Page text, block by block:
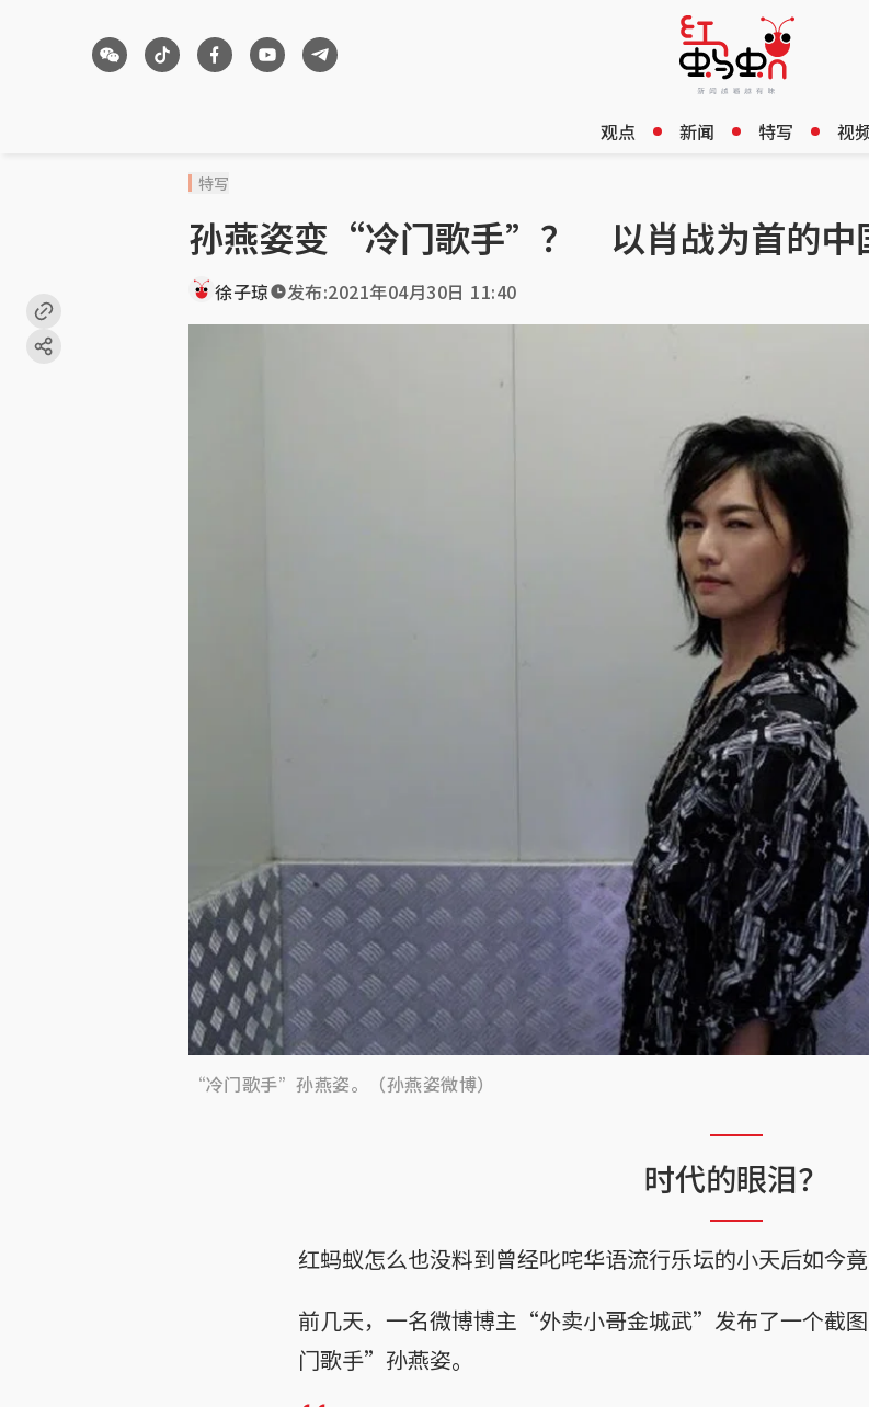
观点 新闻 特写 视
特写
孙燕姿变“冷门歌手”？ 以肖战为首的中
徐子琼 发布:2021年04月30日 11:40
“冷门歌手”孙燕姿。（孙燕姿微博）
时代的眼泪？
红蚂蚁怎么也没料到曾经叱咤华语流行乐坛的小天后如今
前几天，一名微博博主“外卖小哥金城武”发布了一个
门歌手”孙燕姿。